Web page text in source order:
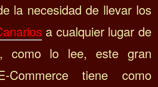
la necesidad de llevar los
a cualquier lugar de
como lo lee, este gran
Commerce tiene como